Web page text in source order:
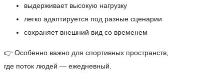
выдерживает высокую нагрузку
легко адаптируется под разные сценарии
сохраняет внешний вид со временем
👉 Особенно важно для спортивных пространств,
где поток людей — ежедневный.